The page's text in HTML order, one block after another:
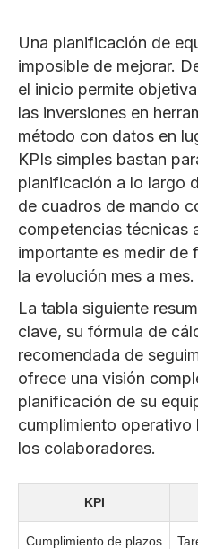
Una planificación de
imposible de mejorar.
el inicio permite
las inversiones en
método con datos en
KPIs simples bastan
planificación a lo largo
de cuadros de mando
competencias técnicas
importante es medir de
la evolución mes a mes.
La tabla siguiente
clave, su fórmula de
recomendada de
ofrece una visión
planificación de su
cumplimiento
los colaboradores.
KPI
Cumplimiento de plazos